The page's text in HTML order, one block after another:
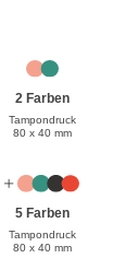
2 Farben
Tampondruck
80 x 40 mm
5 Farben
Tampondruck
80 x 40 mm